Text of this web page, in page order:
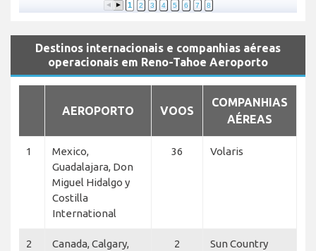
1 2 3 4 5 6 7 8
Destinos internacionais e companhias aéreas
operacionais em Reno-Tahoe Aeroporto
AEROPORTO VOOS
COMPANHIAS
AÉREAS
1
Mexico,
Guadalajara, Don
Miguel Hidalgo y
Costilla
International
36 Volaris
2
Canada, Calgary,
2
Sun Country